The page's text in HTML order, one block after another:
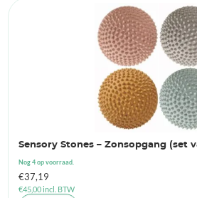
Sensory Stones – Zonsopgang (set
Nog 4 op voorraad.
€37,19
€45,00incl. BTW